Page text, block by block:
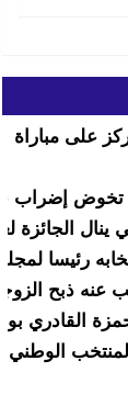
مباراة
تخوض إضراب
الجائزة
رئيسا
ذبح
القادري
الوطني